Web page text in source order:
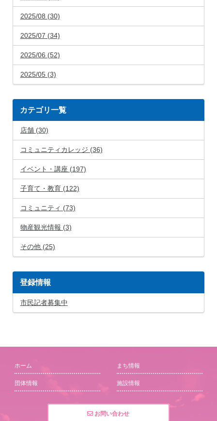
2025/08 (30)
2025/07 (34)
2025/06 (52)
2025/05 (3)
カテゴリ一覧
店舗 (30)
コミュニティカレッジ (36)
イベント・講座 (197)
子育て・教育 (122)
コミュニティ (73)
物産観光情報 (3)
その他 (25)
登録情報
市民記者募集中
ホーム まち情報
団体情報 施設情報
お問い合わせ